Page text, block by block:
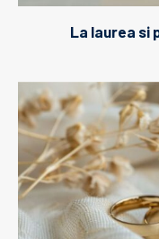
La laurea si